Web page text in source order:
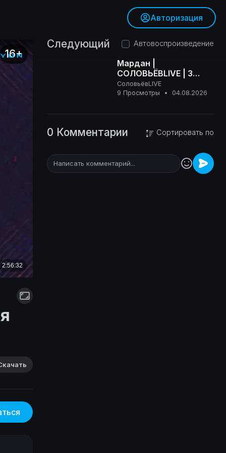
Авторизация
Следующий Автовоспроизведение
Мардан |
СОЛОВЬЁВLIVE | 3
августа 2026 года
СоловьёвLIVE
9 Просмотры
• 04.08.2026
0 Комментарии Сортировать по